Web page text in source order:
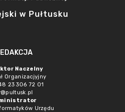
w Pułtusku
Naczelny
Organizacjyjny
23 306 72 01
Urzędu